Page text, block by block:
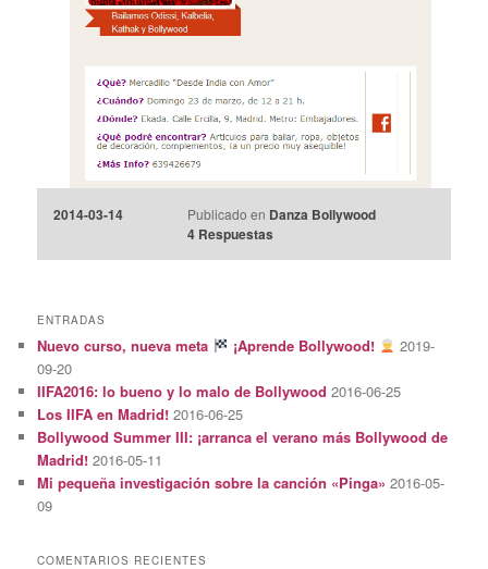
2014-03-14 Publicado en Danza Bollywood
4Respuestas
ENTRADAS
Nuevo curso, nueva meta ¡Aprende Bollywood!
2019-
09-20
IIFA2016: lo bueno y lo malo de Bollywood 2016-06-25
Los IIFA en Madrid! 2016-06-25
Bollywood Summer III: ¡arranca el verano más Bollywood de
Madrid! 2016-05-11
Mi pequeña investigación sobre la canción «Pinga» 2016-05-
09
COMENTARIOS RECIENTES